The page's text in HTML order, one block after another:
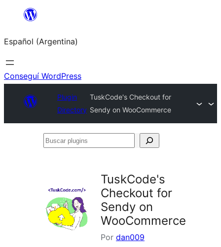
Saltar
contenido
Español (Argentina)
Conseguí WordPress
Plugin
Directory
TuskCode's Checkout for
Sendy on WooCommerce
Buscar
TuskCode's
Checkout for
Sendy on
WooCommerce
Por dan009